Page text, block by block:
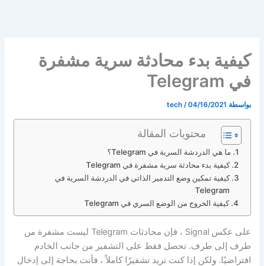
كيفية بدء محادثة سرية مشفرة
في Telegram
بواسطة tech /04/16/2021
محتويات المقالة
ما هي الدردشة السرية في Telegram؟
كيفية بدء محادثة سرية مشفرة في Telegram
كيفية تمكين وضع التدمير الذاتي في الدردشة السرية في
Telegram
كيفية الخروج من الوضع السري في Telegram
على عكس Signal ، فإن محادثات Telegram ليست مشفرة من
طرف إلى طرف. تحصل فقط على التشفير من جانب الخادم
افتراضيًا. ولكن إذا كنت تريد تشفيرًا كاملاً ، فأنت بحاجة إلى إدخال